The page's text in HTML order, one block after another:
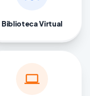
Biblioteca Virtual
computer